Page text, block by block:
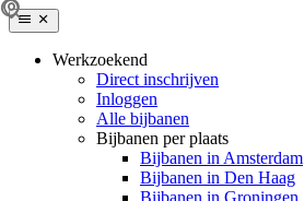
Werkzoekend
Direct inschrijven
Inloggen
Alle bijbanen
Bijbanen per plaats
Bijbanen in Amsterdam
Bijbanen in Den Haag
Bijbanen in Groningen